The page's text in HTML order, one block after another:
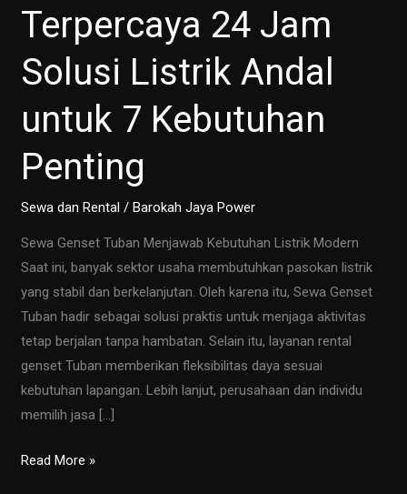
Terpercaya 24 Jam
Solusi Listrik Andal
untuk 7 Kebutuhan
Penting
Sewa dan Rental /Barokah Jaya Power
Sewa Genset Tuban Menjawab Kebutuhan Listrik Modern
Saat ini, banyak sektor usaha membutuhkan pasokan listrik
yang stabil dan berkelanjutan. Oleh karena itu, Sewa Genset
Tuban hadir sebagai solusi praktis untuk menjaga aktivitas
tetap berjalan tanpa hambatan. Selain itu, layanan rental
genset Tuban memberikan fleksibilitas daya sesuai
kebutuhan lapangan. Lebih lanjut, perusahaan dan individu
memilih jasa […]
Sewa
Read More »